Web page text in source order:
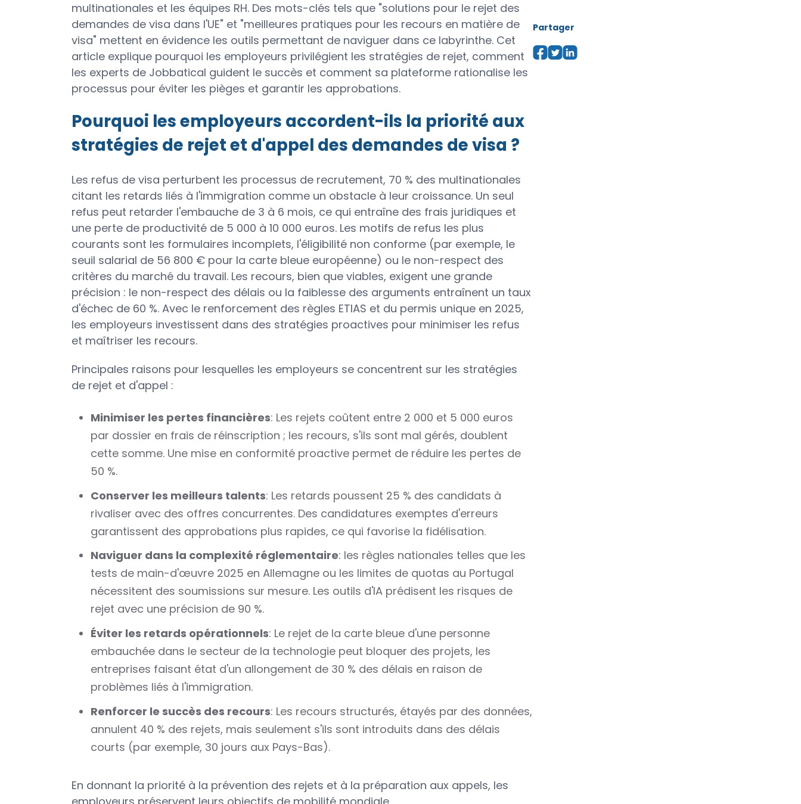
multinationales et les équipes RH. Des mots-clés tels que "solutions pour le rejet des
demandes de visa dans l'UE" et "meilleures pratiques pour les recours en matière de
visa" mettent en évidence les outils permettant de naviguer dans ce labyrinthe. Cet
article explique pourquoi les employeurs privilégient les stratégies de rejet, comment
les experts de Jobbatical guident le succès et comment sa plateforme rationalise les
processus pour éviter les pièges et garantir les approbations.
Pourquoi les employeurs accordent-ils la priorité aux
stratégies de rejet et d'appel des demandes de visa ?
Les refus de visa perturbent les processus de recrutement, 70 % des multinationales
citant les retards liés à l'immigration comme un obstacle à leur croissance. Un seul
refus peut retarder l'embauche de 3 à 6 mois, ce qui entraîne des frais juridiques et
une perte de productivité de 5 000 à 10 000 euros. Les motifs de refus les plus
courants sont les formulaires incomplets, l'éligibilité non conforme (par exemple, le
seuil salarial de 56 800 € pour la carte bleue européenne) ou le non-respect des
critères du marché du travail. Les recours, bien que viables, exigent une grande
précision : le non-respect des délais ou la faiblesse des arguments entraînent un taux
d'échec de 60 %. Avec le renforcement des règles ETIAS et du permis unique en 2025,
les employeurs investissent dans des stratégies proactives pour minimiser les refus
et maîtriser les recours.
Principales raisons pour lesquelles les employeurs se concentrent sur les stratégies
de rejet et d'appel :
Minimiser les pertes financières: Les rejets coûtent entre 2 000 et 5 000 euros
par dossier en frais de réinscription ; les recours, s'ils sont mal gérés, doublent
cette somme. Une mise en conformité proactive permet de réduire les pertes de
50 %.
Conserver les meilleurs talents: Les retards poussent 25 % des candidats à
rivaliser avec des offres concurrentes. Des candidatures exemptes d'erreurs
garantissent des approbations plus rapides, ce qui favorise la fidélisation.
Naviguer dans la complexité réglementaire: les règles nationales telles que les
tests de main-d'œuvre 2025 en Allemagne ou les limites de quotas au Portugal
nécessitent des soumissions sur mesure. Les outils d'IA prédisent les risques de
rejet avec une précision de 90 %.
Éviter les retards opérationnels: Le rejet de la carte bleue d'une personne
embauchée dans le secteur de la technologie peut bloquer des projets, les
entreprises faisant état d'un allongement de 30 % des délais en raison de
problèmes liés à l'immigration.
Renforcer le succès des recours: Les recours structurés, étayés par des données,
annulent 40 % des rejets, mais seulement s'ils sont introduits dans des délais
courts (par exemple, 30 jours aux Pays-Bas).
En donnant la priorité à la prévention des rejets et à la préparation aux appels, les
Partager